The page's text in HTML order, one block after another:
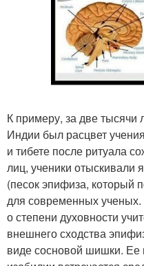
К примеру, за две
Индии был расцвет
и тибете после ритуала
лиц, ученики отыскивали
(песок эпифиза, который
для современных
о степени духовности
внешнего сходства
виде сосновой шишки.